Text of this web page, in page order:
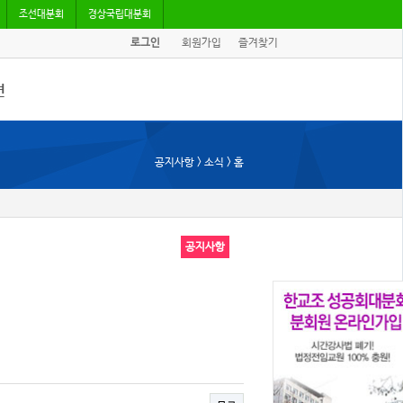
조선대분회 경상국립대분회
로그인 회원가입 즐겨찾기
공지사항 > 소식 > 홈
공지사항